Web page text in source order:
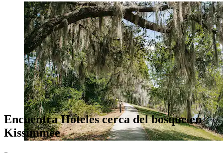
Encuentra Hoteles cerca del bosque en
Kissimmee